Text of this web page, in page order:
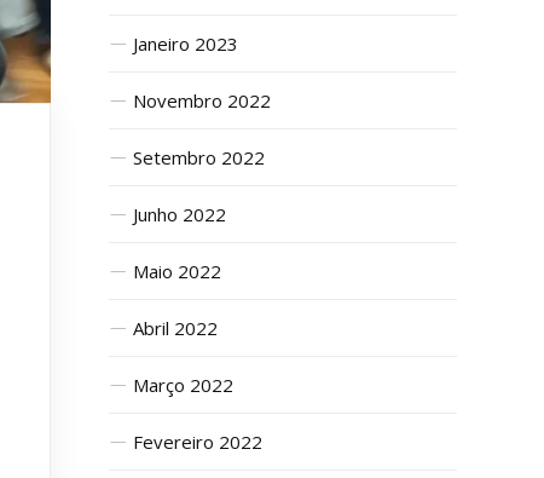
Janeiro 2023
Novembro 2022
Setembro 2022
Junho 2022
Maio 2022
Abril 2022
Março 2022
Fevereiro 2022